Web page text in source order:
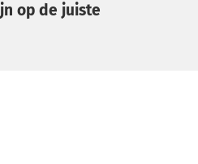
op de juiste